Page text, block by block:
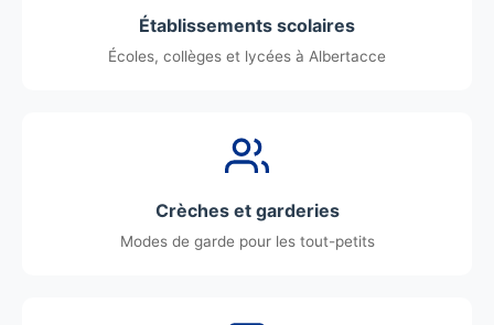
Établissements scolaires
Écoles, collèges et lycées à Albertacce
Crèches et garderies
Modes de garde pour les tout-petits